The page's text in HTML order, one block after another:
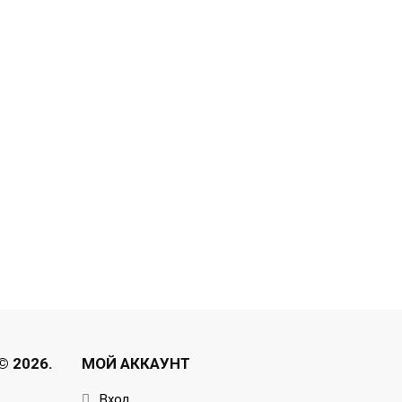
2026. МОЙ АККАУНТ